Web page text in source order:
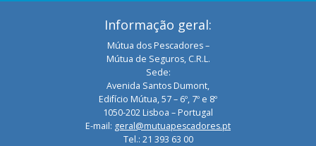
Informação geral:
Mútua dos Pescadores –
Mútua de Seguros, C.R.L.
Sede:
Avenida Santos Dumont,
Edifício Mútua, 57 – 6º, 7º e 8º
1050-202 Lisboa – Portugal
E-mail: geral@mutuapescadores.pt
Tel.: 21 393 63 00